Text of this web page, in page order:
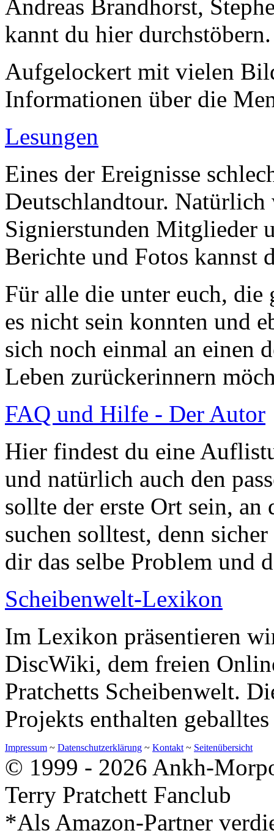
Andreas Brandhorst,
kannt du hier durchstöbern.
Aufgelockert mit vielen
Informationen über die
Lesungen
Eines der Ereignisse
Deutschlandtour. Natürlich
Signierstunden Mitglieder
Berichte und Fotos kannst
Für alle die unter euch, die
es nicht sein konnten und
sich noch einmal an einen
Leben zurückerinnern
FAQ und Hilfe - Der Autor
Hier findest du eine
und natürlich auch den
sollte der erste Ort sein,
suchen solltest, denn
dir das selbe Problem und
Scheibenwelt-Lexikon
Im Lexikon präsentieren
DiscWiki, dem freien
Pratchetts Scheibenwelt.
Projekts enthalten
Impressum ~ Datenschutzerklärung ~ Kontakt ~ Seitenübersicht
© 1999 - 2026 Ankh-
Terry Pratchett Fanclub
*Als Amazon-Partner